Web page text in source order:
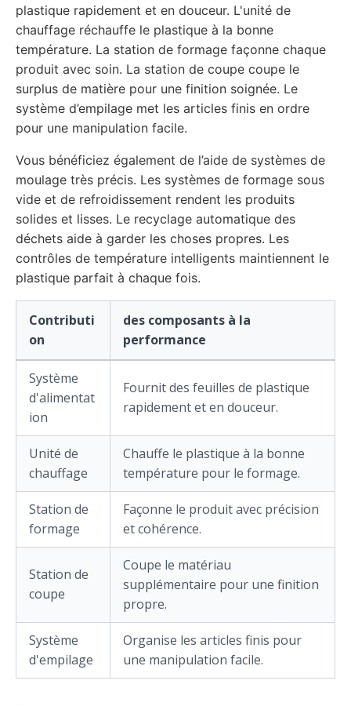
plastique rapidement et en douceur. L'unité de
chauffage réchauffe le plastique à la bonne
température. La station de formage façonne chaque
produit avec soin. La station de coupe coupe le
surplus de matière pour une finition soignée. Le
système d’empilage met les articles finis en ordre
pour une manipulation facile.
Vous bénéficiez également de l’aide de systèmes de
moulage très précis. Les systèmes de formage sous
vide et de refroidissement rendent les produits
solides et lisses. Le recyclage automatique des
déchets aide à garder les choses propres. Les
contrôles de température intelligents maintiennent le
plastique parfait à chaque fois.
Contributi
on
des composants à la
performance
Système
d'alimentat
ion
Fournit des feuilles de plastique
rapidement et en douceur.
Unité de
chauffage
Chauffe le plastique à la bonne
température pour le formage.
Station de
formage
Façonne le produit avec précision
et cohérence.
Station de
coupe
Coupe le matériau
supplémentaire pour une finition
propre.
Système
d'empilage
Organise les articles finis pour
une manipulation facile.